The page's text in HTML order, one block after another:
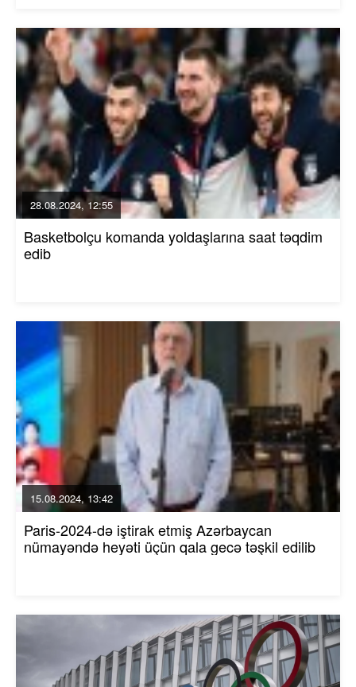
28.08.2024, 12:55
Basketbolçu komanda yoldaşlarına saat təqdim
edib
15.08.2024, 13:42
Paris-2024-də iştirak etmiş Azərbaycan
nümayəndə heyəti üçün qala gecə təşkil edilib